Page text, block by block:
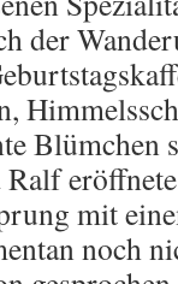
der
Blümchen
mit
noch